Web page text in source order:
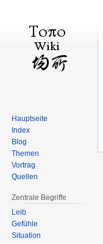
Hauptseite
Index
Blog
Themen
Vortrag
Quellen
Zentrale Begriffe
Leib
Gefühle
Situation